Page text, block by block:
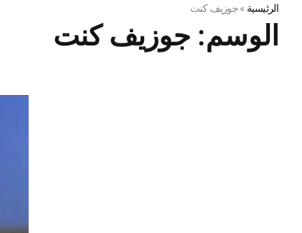
الرئيسية »جوزيف كنت
الوسم: جوزيف كنت